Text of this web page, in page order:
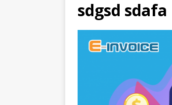
sdgsd sdafa